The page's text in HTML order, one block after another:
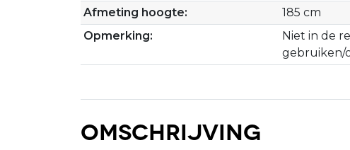
Afmeting hoogte:
185 cm
Opmerking:
Niet in de
gebruiken/
Omschrijving